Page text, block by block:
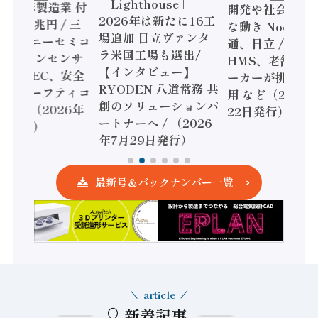
造業 付
円 / 三
ーセミコ
センサ
、安全
フティコ
2026年
2026年は新たに16工
場追加 日立ヴァンタ
ラ米国工場も選出/
【インタビュー】
RYODEN 八道常務 共
創のソリューションパ
ートナーへ / （2026
年7月29日発行）
開発や社会実装に活発
な動き Noetra、富士
通、日立 / 兵神装備 ×
HMS、老舗ポンプメ
ーカーが挑むデータ活
用 など（2026年7月
22日発行）
最新号＆バックナンバー一覧
article